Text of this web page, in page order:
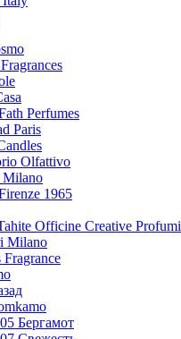
Perfumes
Paris
Olfattivo
Milano
1965
Officine Creative Profumi
Milano
Бергамот